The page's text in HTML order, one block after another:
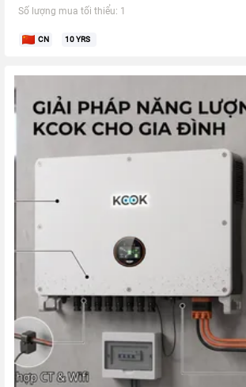
Số lượng mua tối thiểu: 1
CN 10YRS